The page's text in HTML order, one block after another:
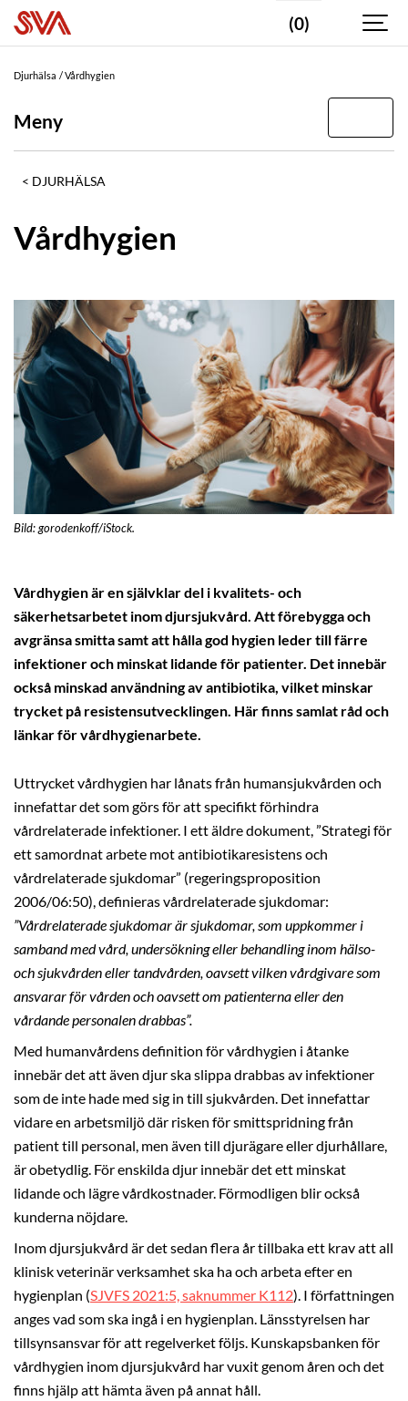
(0)
Djurhälsa Vårdhygien
Meny
DJURHÄLSA
Vårdhygien
Bild: gorodenkoff/iStock.
Vårdhygien är en självklar del i kvalitets- och
säkerhetsarbetet inom djursjukvård. Att förebygga och
avgränsa smitta samt att hålla god hygien leder till färre
infektioner och minskat lidande för patienter. Det innebär
också minskad användning av antibiotika, vilket minskar
trycket på resistensutvecklingen. Här finns samlat råd och
länkar för vårdhygienarbete.
Uttrycket vårdhygien har lånats från humansjukvården och
innefattar det som görs för att specifikt förhindra
vårdrelaterade infektioner. I ett äldre dokument, ”Strategi för
ett samordnat arbete mot antibiotikaresistens och
vårdrelaterade sjukdomar” (regeringsproposition
2006/06:50), definieras vårdrelaterade sjukdomar:
”Vårdrelaterade sjukdomar är sjukdomar, som uppkommer i
samband med vård, undersökning eller behandling inom hälso-
och sjukvården eller tandvården, oavsett vilken vårdgivare som
ansvarar för vården och oavsett om patienterna eller den
vårdande personalen drabbas”.
Med humanvårdens definition för vårdhygien i åtanke
innebär det att även djur ska slippa drabbas av infektioner
som de inte hade med sig in till sjukvården. Det innefattar
vidare en arbetsmiljö där risken för smittspridning från
patient till personal, men även till djurägare eller djurhållare,
är obetydlig. För enskilda djur innebär det ett minskat
lidande och lägre vårdkostnader. Förmodligen blir också
kunderna nöjdare.
Inom djursjukvård är det sedan flera år tillbaka ett krav att all
klinisk veterinär verksamhet ska ha och arbeta efter en
hygienplan (SJVFS 2021:5, saknummer K112). I författningen
anges vad som ska ingå i en hygienplan. Länsstyrelsen har
tillsynsansvar för att regelverket följs. Kunskapsbanken för
vårdhygien inom djursjukvård har vuxit genom åren och det
finns hjälp att hämta även på annat håll.